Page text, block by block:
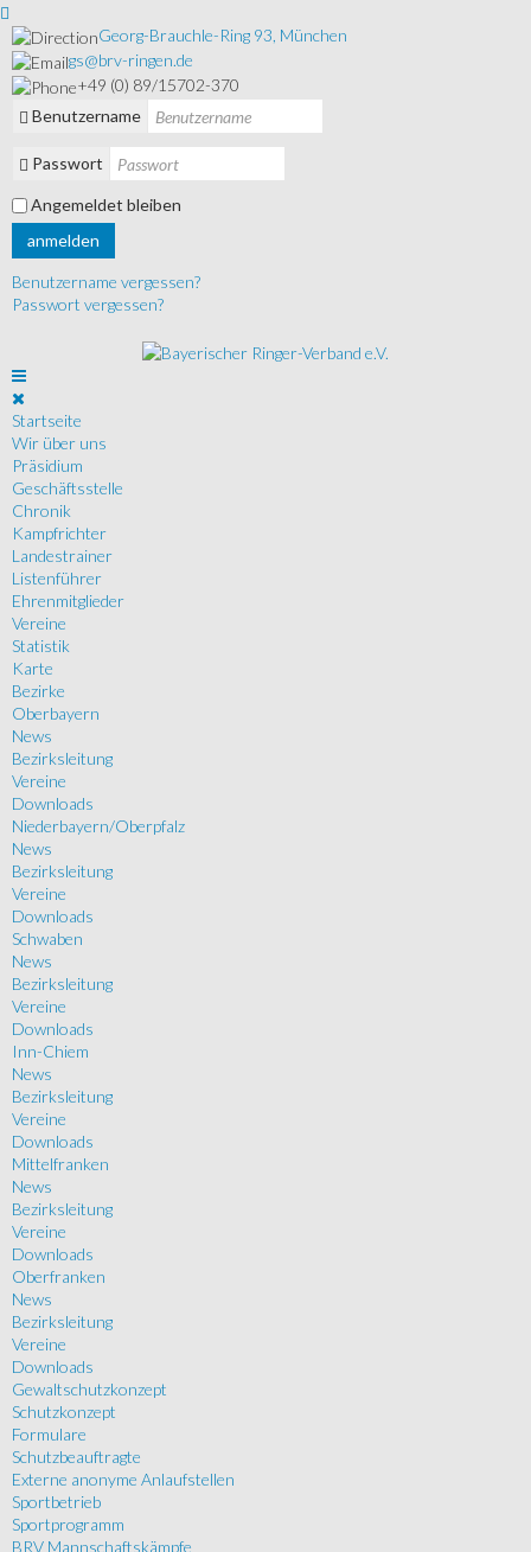
Georg-Brauchle-Ring 93, München
gs@brv-ringen.de
+49 (0) 89/15702-370
Benutzername
Passwort
Angemeldet bleiben
anmelden
Benutzername vergessen?
Passwort vergessen?
Startseite
Wir über uns
Präsidium
Geschäftsstelle
Chronik
Kampfrichter
Landestrainer
Listenführer
Ehrenmitglieder
Vereine
Statistik
Karte
Bezirke
Oberbayern
News
Bezirksleitung
Vereine
Downloads
Niederbayern/Oberpfalz
News
Bezirksleitung
Vereine
Downloads
Schwaben
News
Bezirksleitung
Vereine
Downloads
Inn-Chiem
News
Bezirksleitung
Vereine
Downloads
Mittelfranken
News
Bezirksleitung
Vereine
Downloads
Oberfranken
News
Bezirksleitung
Vereine
Downloads
Gewaltschutzkonzept
Schutzkonzept
Formulare
Schutzbeauftragte
Externe anonyme Anlaufstellen
Sportbetrieb
Sportprogramm
BRV Mannschaftskämpfe